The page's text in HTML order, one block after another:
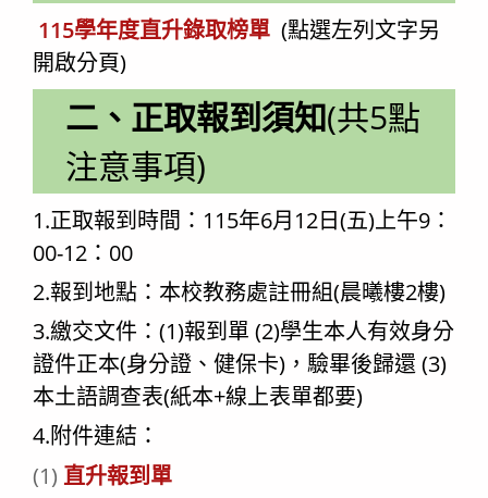
115學年度直升錄取榜單 (點選左列文字另
開啟分頁)
二、正取報到須知(共5點
注意事項)
1.正取報到時間：115年6月12日(五)上午9：
00-12：00
2.報到地點：本校教務處註冊組(晨曦樓2樓)
3.繳交文件：(1)報到單 (2)學生本人有效身分
證件正本(身分證、健保卡)，驗畢後歸還 (3)
本土語調查表(紙本+線上表單都要)
4.附件連結：
(1) 直升報到單